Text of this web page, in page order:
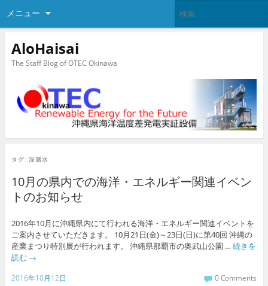
メニュー
AloHaisai
The Staff Blog of OTEC Okinawa
タグ: 深層水
10月の県内での海洋・エネルギー関連イベン
トのお知らせ
2016年10月に沖縄県内にて行われる海洋・エネルギー関連イベントを
ご案内させていただきます。 10月21日(金)～23日(日)に第40回 沖縄の
産業まつり特別展が行われます。 沖縄県那覇市の奥武山公園 … 続きを
読む →
2016年10月12日 0 Comments